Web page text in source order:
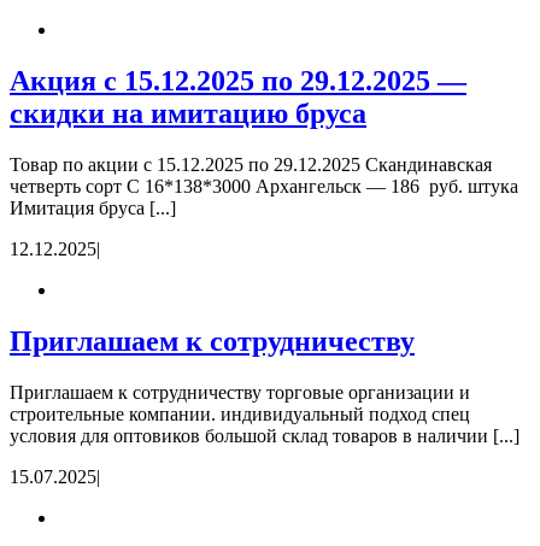
Акция с 15.12.2025 по 29.12.2025 —
скидки на имитацию бруса
Товар по акции с 15.12.2025 по 29.12.2025 Скандинавская
четверть сорт С 16*138*3000 Архангельск — 186 руб. штука
Имитация бруса [...]
12.12.2025|
Приглашаем к сотрудничеству
Приглашаем к сотрудничеству торговые организации и
строительные компании. индивидуальный подход спец
условия для оптовиков большой склад товаров в наличии [...]
15.07.2025|